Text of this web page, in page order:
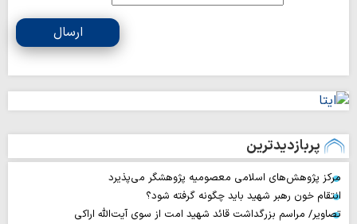
ارسال
پربازدیدترین
مرکز پژوهش‌های اسلامی معصومیه پژوهشگر می‌پذیرد
انتقام خون رهبر شهید باید چگونه گرفته شود؟
تصاویر/ مراسم بزرگداشت قائد شهید امت از سوی آیت‌الله اراکی